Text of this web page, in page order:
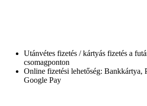
Utánvétes fizetés / kártyás fizetés a
csomagponton
Online fizetési lehetőség: Bankkártya,
Google Pay